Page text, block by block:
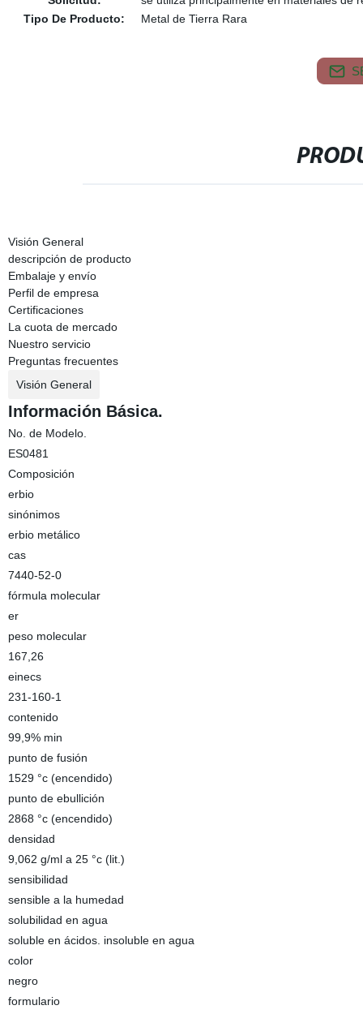
Tipo De Producto:
Metal de Tierra Rara
Visión General
descripción de producto
Embalaje y envío
Perfil de empresa
Certificaciones
La cuota de mercado
Nuestro servicio
Preguntas frecuentes
Visión General
Información Básica.
No. de Modelo.
ES0481
Composición
erbio
sinónimos
erbio metálico
cas
7440-52-0
fórmula molecular
er
peso molecular
167,26
einecs
231-160-1
contenido
99,9% min
punto de fusión
1529 °c (encendido)
punto de ebullición
2868 °c (encendido)
densidad
9,062 g/ml a 25 °c (lit.)
sensibilidad
sensible a la humedad
solubilidad en agua
soluble en ácidos. insoluble en agua
color
negro
formulario